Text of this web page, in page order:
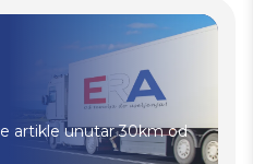
artikle unutar 30km od